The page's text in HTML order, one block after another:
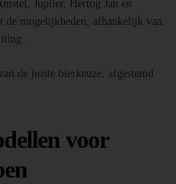
Jupiler, Hertog Jan en
de mogelijkheden, afhankelijk van
de juiste bierkeuze, afgestemd
voor